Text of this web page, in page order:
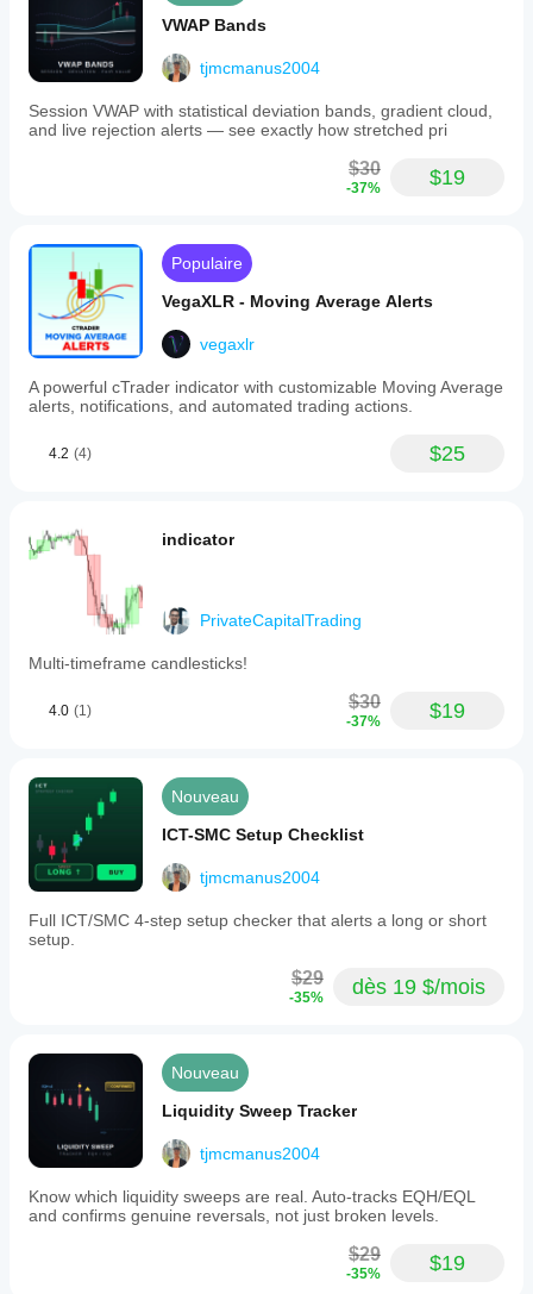
VWAP Bands
tjmcmanus2004
Session VWAP with statistical deviation bands, gradient cloud,
and live rejection alerts — see exactly how stretched pri
$30
-37% $19
Populaire
VegaXLR - Moving Average Alerts
vegaxlr
A powerful cTrader indicator with customizable Moving Average
alerts, notifications, and automated trading actions.
4.2 (4) $25
indicator
PrivateCapitalTrading
Multi-timeframe candlesticks!
4.0 (1) $30
-37% $19
Nouveau
ICT-SMC Setup Checklist
tjmcmanus2004
Full ICT/SMC 4-step setup checker that alerts a long or short
setup.
$29
-35% dès 19 $/mois
Nouveau
Liquidity Sweep Tracker
tjmcmanus2004
Know which liquidity sweeps are real. Auto-tracks EQH/EQL
and confirms genuine reversals, not just broken levels.
$29
-35% $19